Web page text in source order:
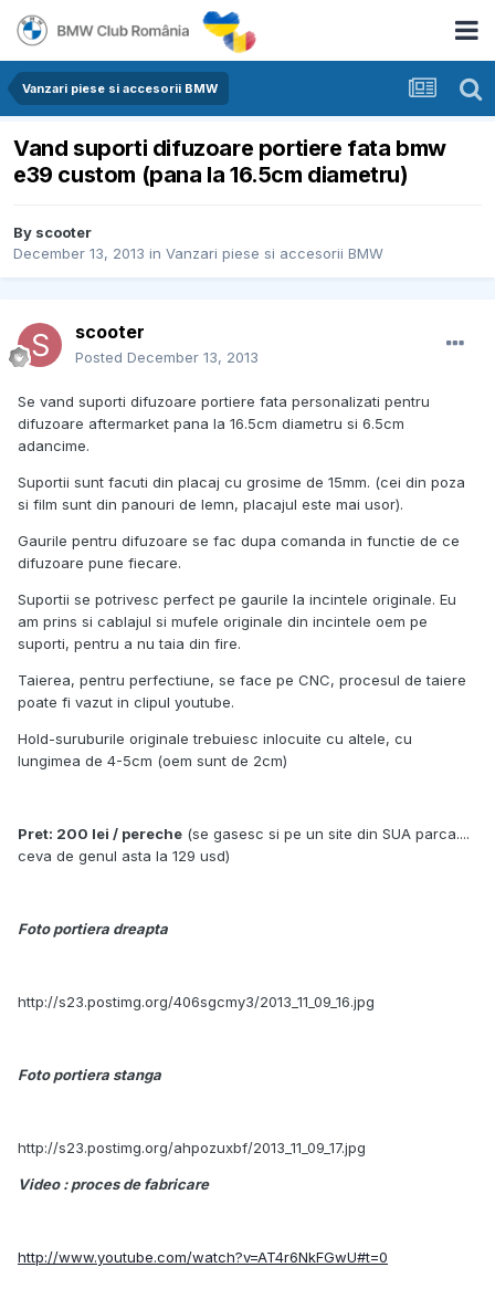
Vanzari piese si accesorii BMW
Vand suporti difuzoare portiere fata bmw
e39 custom (pana la 16.5cm diametru)
By scooter
December 13, 2013 in Vanzari piese si accesorii BMW
scooter
Posted December 13, 2013
Se vand suporti difuzoare portiere fata personalizati pentru
difuzoare aftermarket pana la 16.5cm diametru si 6.5cm
adancime.
Suportii sunt facuti din placaj cu grosime de 15mm. (cei din poza
si film sunt din panouri de lemn, placajul este mai usor).
Gaurile pentru difuzoare se fac dupa comanda in functie de ce
difuzoare pune fiecare.
Suportii se potrivesc perfect pe gaurile la incintele originale. Eu
am prins si cablajul si mufele originale din incintele oem pe
suporti, pentru a nu taia din fire.
Taierea, pentru perfectiune, se face pe CNC, procesul de taiere
poate fi vazut in clipul youtube.
Hold-suruburile originale trebuiesc inlocuite cu altele, cu
lungimea de 4-5cm (oem sunt de 2cm)
Pret: 200 lei / pereche (se gasesc si pe un site din SUA parca....
ceva de genul asta la 129 usd)
Foto portiera dreapta
http://s23.postimg.org/406sgcmy3/2013_11_09_16.jpg
Foto portiera stanga
http://s23.postimg.org/ahpozuxbf/2013_11_09_17.jpg
Video : proces de fabricare
http://www.youtube.com/watch?v=AT4r6NkFGwU#t=0